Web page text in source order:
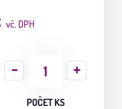
vč. DPH
POČET KS